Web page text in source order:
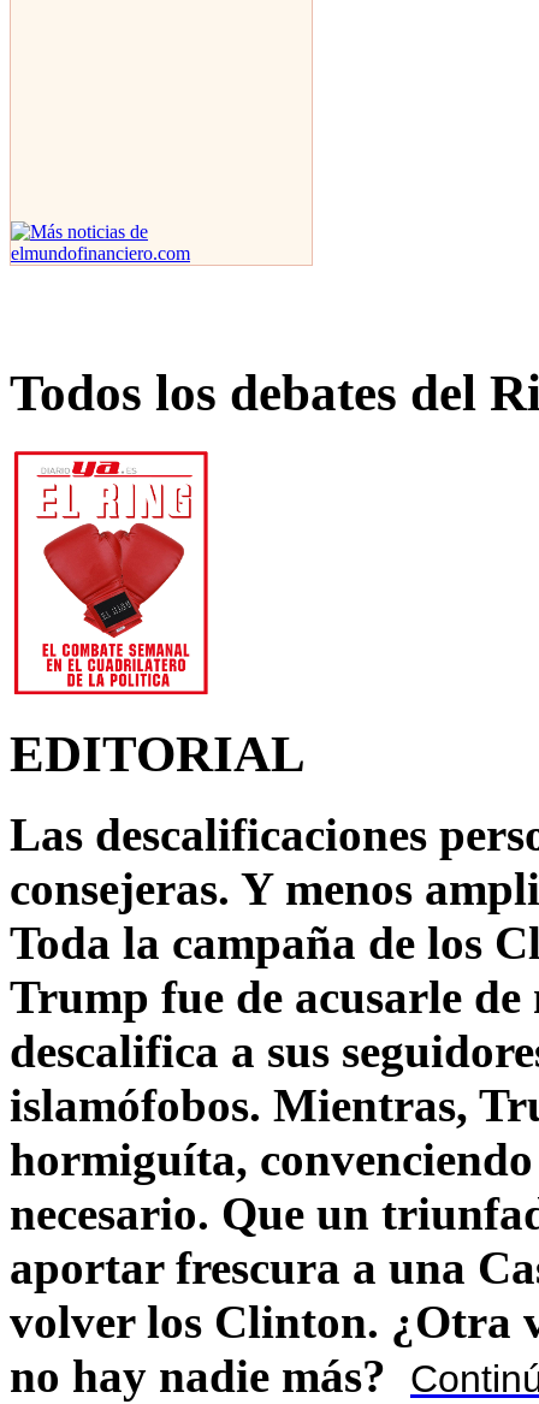
Todos los debates del
EDITORIAL
Las descalificaciones
consejeras. Y menos
Toda la campaña de los
Trump fue de acusarle
descalifica a sus
islamófobos. Mientras,
hormiguíta,
necesario. Que un
aportar frescura a una
volver los Clinton. ¿Otra
no hay nadie más?